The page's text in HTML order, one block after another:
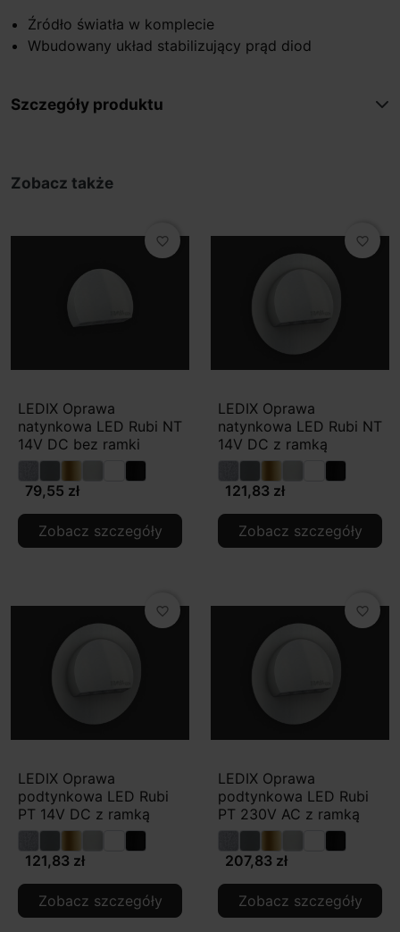
Źródło światła w komplecie
Wbudowany układ stabilizujący prąd diod
Szczegóły produktu
Zobacz także
favorite_border
LEDIX Oprawa
natynkowa LED Rubi NT
14V DC bez ramki
79,55 zł
Zobacz szczegóły
favorite_border
LEDIX Oprawa
natynkowa LED Rubi NT
14V DC z ramką
121,83 zł
Zobacz szczegóły
favorite_border
LEDIX Oprawa
podtynkowa LED Rubi
PT 14V DC z ramką
121,83 zł
Zobacz szczegóły
favorite_border
LEDIX Oprawa
podtynkowa LED Rubi
PT 230V AC z ramką
207,83 zł
Zobacz szczegóły